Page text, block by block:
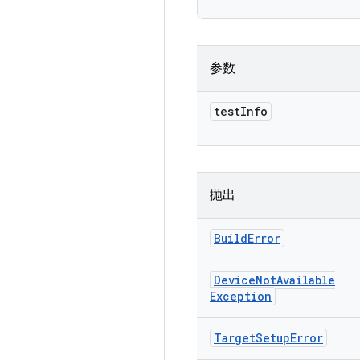
参数
testInfo
抛出
BuildError
DeviceNotAvailable
Exception
TargetSetupError